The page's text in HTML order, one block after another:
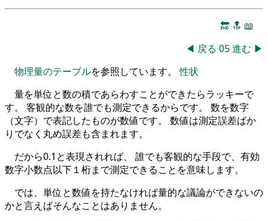
🔚 🔝 📖
◀ 戻る 05進む ▶
物理量のテーブルを参照しています。性状
量を単位と数の積であらわすことができたらラッキーで
す。 客観的な数を誰でも測定できるからです。 数を数字
（文字）で表記したものが数値です。 数値は測定誤差ばか
りでなく丸め誤差も含まれます。
だから0.1と表現されれば、 誰でも客観的な手段で、有効
数字小数点以下１桁まで測定できることを意味します。
では、単位と数値を持たなければ量的な議論ができないの
かと言えばそんなことはありません。